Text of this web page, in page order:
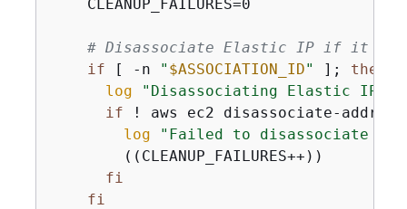
    CLEANUP_FAILURES=0
# Disassociate Elastic IP if it
if [ -n " $ASSOCIATION_ID" ]; then
log
"Disassociating Elastic
if ! aws ec2 disassociate-
log
"Failed to disassociate
        ((CLEANUP_FAILURES++))
fi
fi